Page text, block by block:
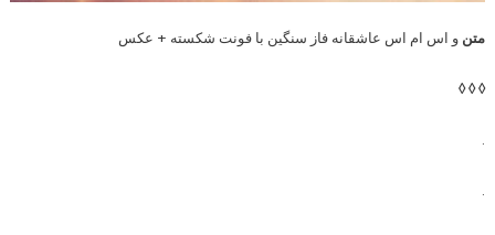
متن و اس ام اس عاشقانه فاز سنگین با فونت شکسته + عکس
◊ ◊ ◊
.
.